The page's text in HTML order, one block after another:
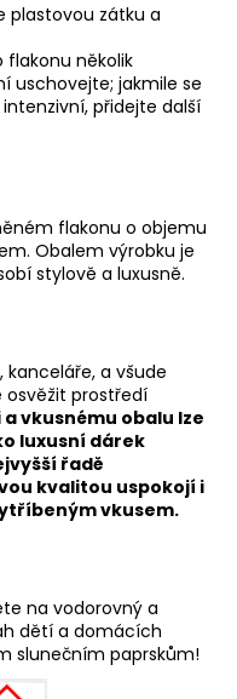
plastovou zátku a
několik
uschovejte; jakmile se
přidejte další
flakonu o objemu
Obalem výrobku je
stylově a luxusně.
a všude
prostředí
vkusnému obalu lze
luxusní dárek
řadě
kvalitou uspokojí i
vkusem.
na vodorovný a
dětí a domácích
slunečním paprskům!